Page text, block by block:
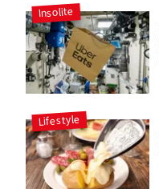
Insolite
Lifestyle